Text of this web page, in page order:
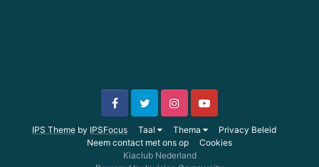
IPS Theme by IPSFocus Taal Thema
Privacy Beleid
Neem contact met ons op
Cookies
Kiaclub Nederland